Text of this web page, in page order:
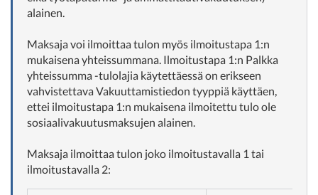
alainen.
Maksaja voi ilmoittaa tulon myös ilmoitustapa 1:n
mukaisena yhteissummana. Ilmoitustapa 1:n Palkka
yhteissumma -tulolajia käytettäessä on erikseen
vahvistettava Vakuuttamistiedon tyyppiä käyttäen,
ettei ilmoitustapa 1:n mukaisena ilmoitettu tulo ole
sosiaalivakuutusmaksujen alainen.
Maksaja ilmoittaa tulon joko ilmoitustavalla 1 tai
ilmoitustavalla 2: